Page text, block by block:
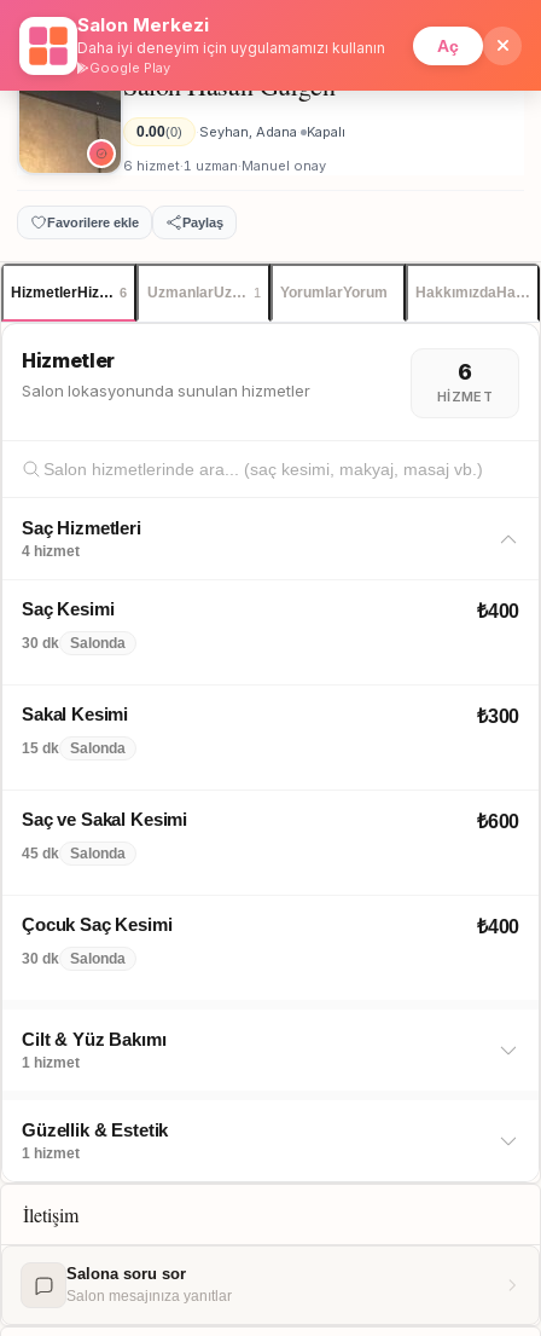
İstanbul Giriş Üye Ol
Anasayfa / Adana / Salon Hasan Gürgen
Salon Hasan Gürgen
0.00(0) ·Seyhan, Adana· Kapalı
6 hizmet·1 uzman·Manuel onay
Favorilere ekle Paylaş
HizmetlerHizmetler
6 UzmanlarUzmanlar
1 YorumlarYorum Hakkımızda
Hizmetler
Salon lokasyonunda sunulan hizmetler
6
HIZMET
Saç Hizmetleri
4 hizmet
Saç Kesimi
30 dk Salonda
₺400
Sakal Kesimi
15 dk Salonda
₺300
Saç ve Sakal Kesimi
45 dk Salonda
₺600
Çocuk Saç Kesimi
30 dk Salonda
₺400
Cilt & Yüz Bakımı
1 hizmet
Güzellik & Estetik
1 hizmet
İletişim
Salona soru sor
Salon mesajınıza yanıtlar
Salon Merkezi
Daha iyi deneyim için uygulamamızı kullanın
Google Play
Aç